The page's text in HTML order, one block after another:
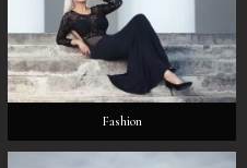
Fashion